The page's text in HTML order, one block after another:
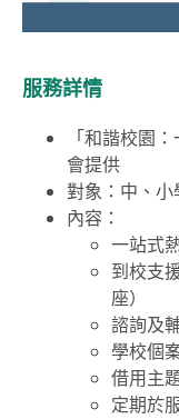
服務詳情
「和諧校園
會提供
對象：中、
內容：
一站式
到校支
座）
諮詢及
學校個
借用主
定期於